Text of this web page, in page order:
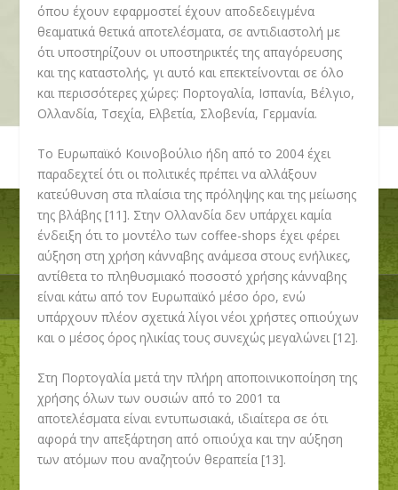
όπου έχουν εφαρμοστεί έχουν αποδεδειγμένα
θεαματικά θετικά αποτελέσματα, σε αντιδιαστολή με
ότι υποστηρίζουν οι υποστηρικτές της απαγόρευσης
και της καταστολής, γι αυτό και επεκτείνονται σε όλο
και περισσότερες χώρες: Πορτογαλία, Ισπανία, Βέλγιο,
Ολλανδία, Τσεχία, Ελβετία, Σλοβενία, Γερμανία.
Το Ευρωπαϊκό Κοινοβούλιο ήδη από το 2004 έχει
παραδεχτεί ότι οι πολιτικές πρέπει να αλλάξουν
κατεύθυνση στα πλαίσια της πρόληψης και της μείωσης
της βλάβης [11]. Στην Ολλανδία δεν υπάρχει καμία
ένδειξη ότι το μοντέλο των coffee-shops έχει φέρει
αύξηση στη χρήση κάνναβης ανάμεσα στους ενήλικες,
αντίθετα το πληθυσμιακό ποσοστό χρήσης κάνναβης
είναι κάτω από τον Ευρωπαϊκό μέσο όρο, ενώ
υπάρχουν πλέον σχετικά λίγοι νέοι χρήστες οπιούχων
και ο μέσος όρος ηλικίας τους συνεχώς μεγαλώνει [12].
Στη Πορτογαλία μετά την πλήρη αποποινικοποίηση της
χρήσης όλων των ουσιών από το 2001 τα
αποτελέσματα είναι εντυπωσιακά, ιδιαίτερα σε ότι
αφορά την απεξάρτηση από οπιούχα και την αύξηση
των ατόμων που αναζητούν θεραπεία [13].